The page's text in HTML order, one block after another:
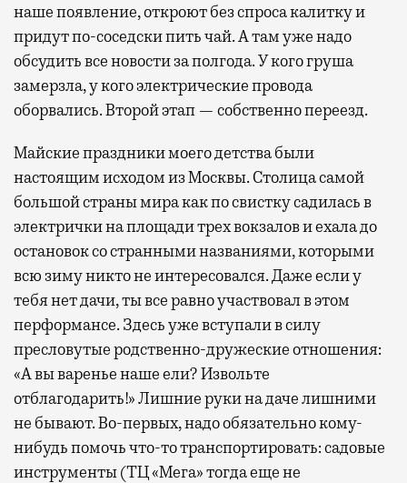
наше появление, откроют без спроса калитку и
придут по-соседски пить чай. А там уже надо
обсудить все новости за полгода. У кого груша
замерзла, у кого электрические провода
оборвались. Второй этап — собственно переезд.
Майские праздники моего детства были
настоящим исходом из Москвы. Столица самой
большой страны мира как по свистку садилась в
электрички на площади трех вокзалов и ехала до
остановок со странными названиями, которыми
всю зиму никто не интересовался. Даже если у
тебя нет дачи, ты все равно участвовал в этом
перформансе. Здесь уже вступали в силу
пресловутые родственно-дружеские отношения:
«А вы варенье наше ели? Извольте
отблагодарить!» Лишние руки на даче лишними
не бывают. Во-первых, надо обязательно кому-
нибудь помочь что-то транспортировать: садовые
инструменты (ТЦ «Мега» тогда еще не